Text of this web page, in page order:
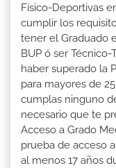
Físico-Deportivas
cumplir los
tener el Graduado
BUP ó ser
haber superado la
para mayores de
cumplas ninguno
necesario que te
Acceso a Grado
prueba de acceso
al menos 17 años